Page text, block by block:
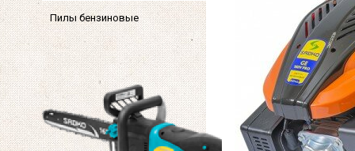
Пилы бензиновые